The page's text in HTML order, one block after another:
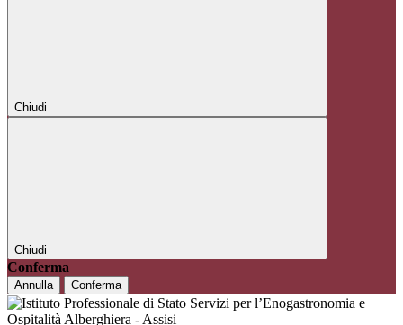
Chiudi
Chiudi
Conferma
Annulla Conferma